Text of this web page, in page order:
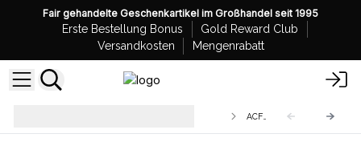
Fair gehandelte Geschenkartikel im Großhandel seit 1995
Erste Bestellung Bonus
Gold Reward Club
Versandkosten
Mengenrabatt
ACFM-01